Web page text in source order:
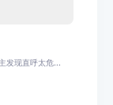
发现直呼太危...